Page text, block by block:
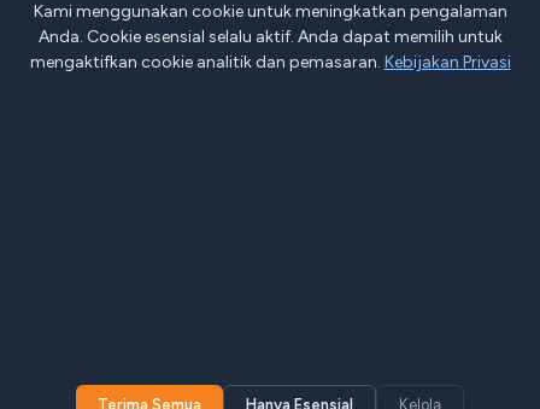
Skema Bagi Hasil
Kami menggunakan cookie untuk meningkatkan pengalaman
Anda. Cookie esensial selalu aktif. Anda dapat memilih untuk
mengaktifkan cookie analitik dan pemasaran. Kebijakan Privasi
Terima Semua Hanya Esensial Kelola